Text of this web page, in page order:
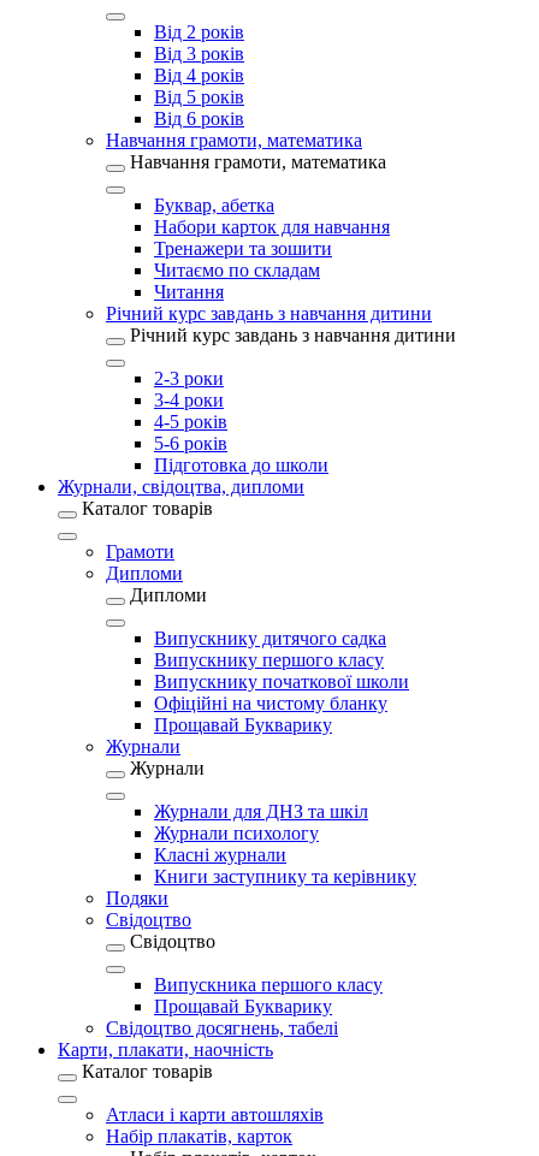
Від 2 років
Від 3 років
Від 4 років
Від 5 років
Від 6 років
Навчання грамоти, математика
Навчання грамоти, математика
Буквар, абетка
Набори карток для навчання
Тренажери та зошити
Читаємо по складам
Читання
Річний курс завдань з навчання дитини
Річний курс завдань з навчання дитини
2-3 роки
3-4 роки
4-5 років
5-6 років
Підготовка до школи
Журнали, свідоцтва, дипломи
Каталог товарів
Грамоти
Дипломи
Дипломи
Випускнику дитячого садка
Випускнику першого класу
Випускнику початкової школи
Офіційні на чистому бланку
Прощавай Букварику
Журнали
Журнали
Журнали для ДНЗ та шкіл
Журнали психологу
Класні журнали
Книги заступнику та керівнику
Подяки
Свідоцтво
Свідоцтво
Випускника першого класу
Прощавай Букварику
Свідоцтво досягнень, табелі
Карти, плакати, наочність
Каталог товарів
Атласи і карти автошляхів
Набір плакатів, карток